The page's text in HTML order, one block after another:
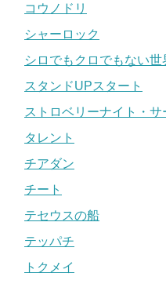
コウノドリ
シャーロック
シロでもクロでもない世
スタンドUPスタート
ストロベリーナイト・サ
タレント
チアダン
チート
テセウスの船
テッパチ
トクメイ